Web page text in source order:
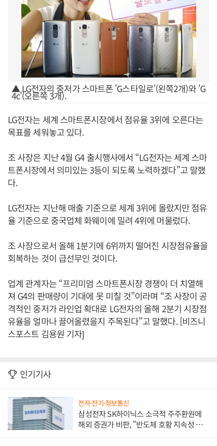
▲ LG전자의 중저가 스마트폰 'G스타일로'(왼쪽2개)와 'G
4c'(오른쪽 3개).
LG전자는 세계 스마트폰시장에서 점유율 3위에 오른다는
목표를 세워놓고 있다.
조 사장은 지난 4월 G4 출시행사에서 “LG전자는 세계 스마
트폰시장에서 의미있는 3등이 되도록 노력하겠다”고 말했
다.
LG전자는 지난해 매출 기준으로 세계 3위에 올랐지만 점유
율 기준으로 중국업체 화웨이에 밀려 4위에 머물렀다.
조 사장으로서 올해 1분기에 6위까지 떨어진 시장점유율을
회복하는 것이 급선무인 것이다.
업계 관계자는 “프리미엄 스마트폰시장 경쟁이 더 치열해
져 G4의 판매량이 기대에 못 미칠 것”이라며 “조 사장이 공
격적인 중저가 라인업 확대로 LG전자의 올해 2분기 시장점
유율을 얼마나 끌어올렸을지 주목된다"고 말했다. [비즈니
스포스트 김용원 기자]
인기기사
전자·전기·정보통신
삼성전자 SK하이닉스 소극적 주주환원에
해외 증권가 비판, "반도체 호황 지속성 의